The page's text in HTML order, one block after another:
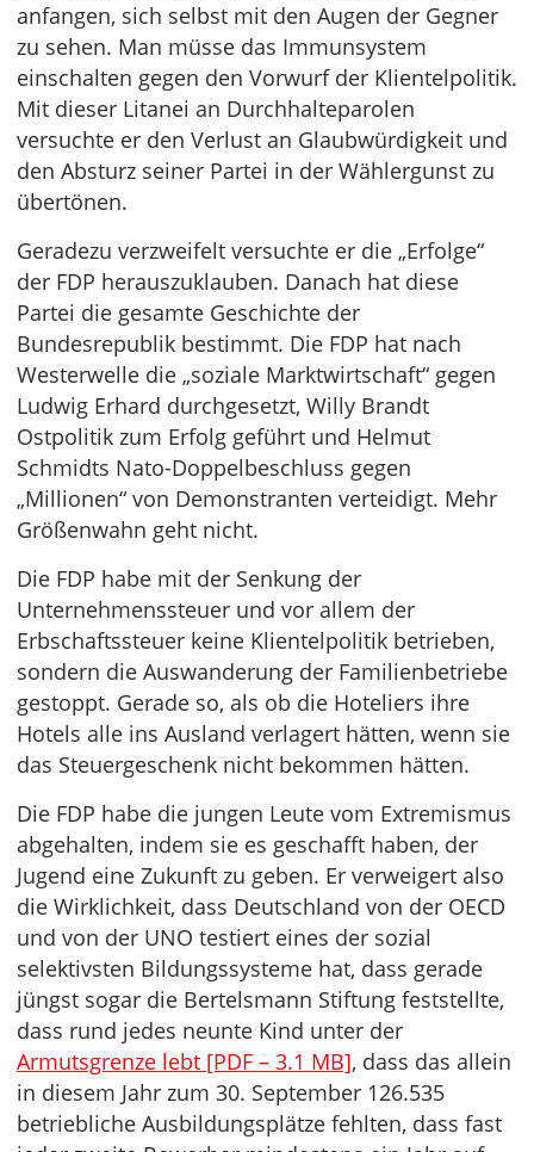
anfangen, sich selbst mit den Augen der Gegner
zu sehen. Man müsse das Immunsystem
einschalten gegen den Vorwurf der Klientelpolitik.
Mit dieser Litanei an Durchhalteparolen
versuchte er den Verlust an Glaubwürdigkeit und
den Absturz seiner Partei in der Wählergunst zu
übertönen.
Geradezu verzweifelt versuchte er die „Erfolge“
der FDP herauszuklauben. Danach hat diese
Partei die gesamte Geschichte der
Bundesrepublik bestimmt. Die FDP hat nach
Westerwelle die „soziale Marktwirtschaft“ gegen
Ludwig Erhard durchgesetzt, Willy Brandt
Ostpolitik zum Erfolg geführt und Helmut
Schmidts Nato-Doppelbeschluss gegen
„Millionen“ von Demonstranten verteidigt. Mehr
Größenwahn geht nicht.
Die FDP habe mit der Senkung der
Unternehmenssteuer und vor allem der
Erbschaftssteuer keine Klientelpolitik betrieben,
sondern die Auswanderung der Familienbetriebe
gestoppt. Gerade so, als ob die Hoteliers ihre
Hotels alle ins Ausland verlagert hätten, wenn sie
das Steuergeschenk nicht bekommen hätten.
Die FDP habe die jungen Leute vom Extremismus
abgehalten, indem sie es geschafft haben, der
Jugend eine Zukunft zu geben. Er verweigert also
die Wirklichkeit, dass Deutschland von der OECD
und von der UNO testiert eines der sozial
selektivsten Bildungssysteme hat, dass gerade
jüngst sogar die Bertelsmann Stiftung feststellte,
dass rund jedes neunte Kind unter der
Armutsgrenze lebt [PDF – 3.1 MB], dass das allein
in diesem Jahr zum 30. September 126.535
betriebliche Ausbildungsplätze fehlten, dass fast